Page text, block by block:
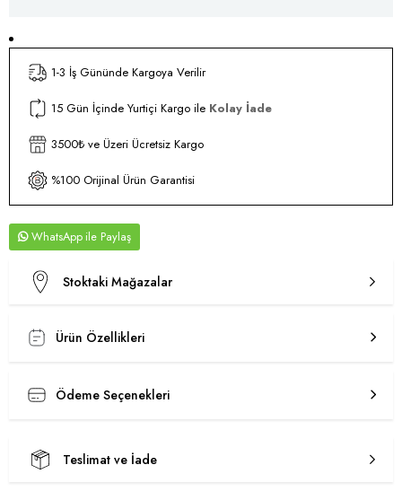
1-3 İş Gününde Kargoya Verilir
15 Gün İçinde Yurtiçi Kargo ile Kolay İade
3500₺ ve Üzeri Ücretsiz Kargo
%100 Orijinal Ürün Garantisi
WhatsApp
Stoktaki Mağazalar
Ürün Özellikleri
Ödeme Seçenekleri
Teslimat ve İade